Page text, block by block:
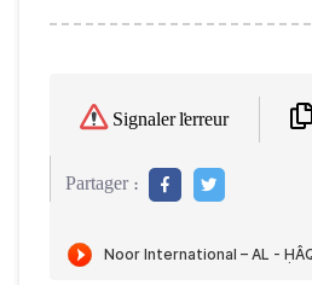
Signaler l'erreur
Partager :